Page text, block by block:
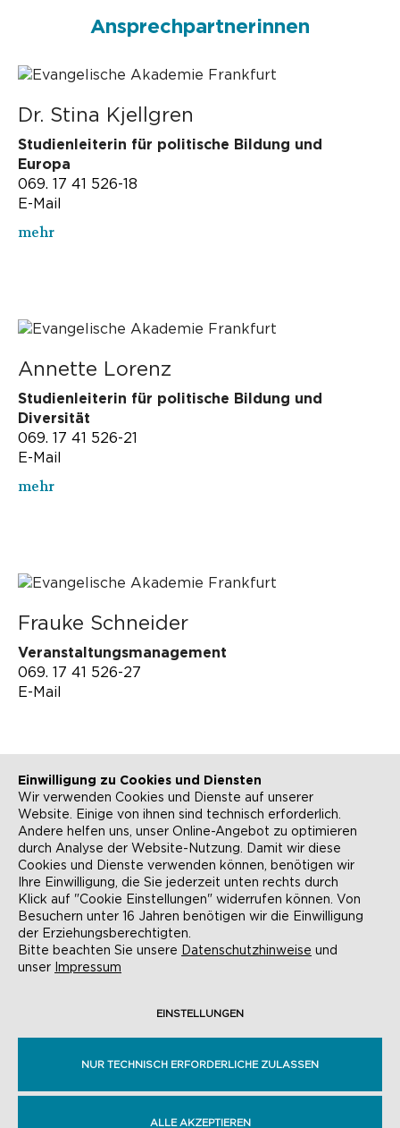
Ansprechpartnerinnen
Dr. Stina Kjellgren
Studienleiterin für politische Bildung und
Europa
069. 17 41 526-18
E-Mail
mehr
Annette Lorenz
Studienleiterin für politische Bildung und
Diversität
069. 17 41 526-21
E-Mail
mehr
Frauke Schneider
Veranstaltungsmanagement
069. 17 41 526-27
E-Mail
NEWSLETTER KONTAKT
ANFAHRT BARRIEREFREIHEIT
SUCHE
DATENSCHUTZ
COOKIE-EINSTELLUNGEN
© EVANGELISCHE AKADEMIE FRANKFURT,
RÖMERBERG 9, 60311 FRANKFURT AM MAIN
Einwilligung zu Cookies und Diensten
Wir verwenden Cookies und Dienste auf unserer
Website. Einige von ihnen sind technisch erforderlich.
Andere helfen uns, unser Online-Angebot zu optimieren
durch Analyse der Website-Nutzung. Damit wir diese
Cookies und Dienste verwenden können, benötigen wir
Ihre Einwilligung, die Sie jederzeit unten rechts durch
Klick auf "Cookie Einstellungen" widerrufen können. Von
Besuchern unter 16 Jahren benötigen wir die Einwilligung
der Erziehungsberechtigten.
Bitte beachten Sie unsere Datenschutzhinweise und
unser Impressum
EINSTELLUNGEN
NUR TECHNISCH ERFORDERLICHE ZULASSEN
ALLE AKZEPTIEREN